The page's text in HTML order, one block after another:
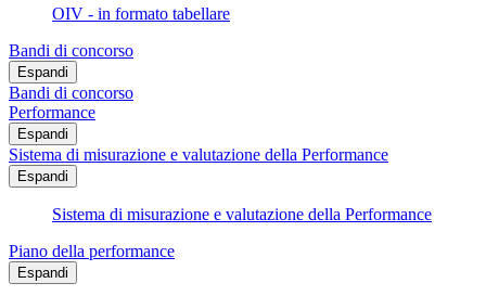
OIV - in formato tabellare
Bandi di concorso
Espandi
Bandi di concorso
Performance
Espandi
Sistema di misurazione e valutazione della Performance
Espandi
Sistema di misurazione e valutazione della Performance
Piano della performance
Espandi